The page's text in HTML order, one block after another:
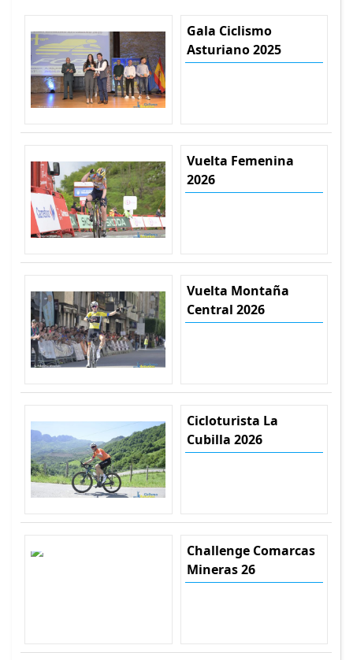
Gala Ciclismo
Asturiano 2025
Vuelta Femenina
2026
Vuelta Montaña
Central 2026
Cicloturista La
Cubilla 2026
Challenge Comarcas
Mineras 26